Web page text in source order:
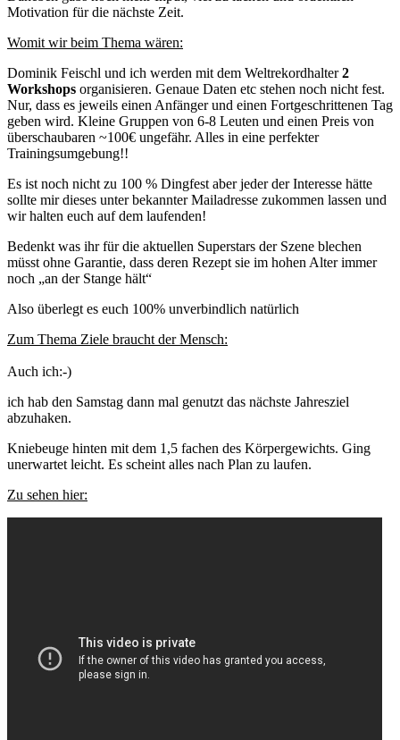
Motivation für die nächste Zeit.
Womit wir beim Thema wären:
Dominik Feischl und ich werden mit dem Weltrekordhalter2
Workshops organisieren. Genaue Daten etc stehen noch nicht fest.
Nur, dass es jeweils einen Anfänger und einen Fortgeschrittenen Tag
geben wird. Kleine Gruppen von 6-8 Leuten und einen Preis von
überschaubaren ~100€ ungefähr. Alles in eine perfekter
Trainingsumgebung!!
Es ist noch nicht zu 100 % Dingfest aber jeder der Interesse hätte
sollte mir dieses unter bekannter Mailadresse zukommen lassen und
wir halten euch auf dem laufenden!
Bedenkt was ihr für die aktuellen Superstars der Szene blechen
müsst ohne Garantie, dass deren Rezept sie im hohen Alter immer
noch „an der Stange hält“
Also überlegt es euch 100% unverbindlich natürlich
Zum Thema Ziele braucht der Mensch:
Auch ich:-)
ich hab den Samstag dann mal genutzt das nächste Jahresziel
abzuhaken.
Kniebeuge hinten mit dem 1,5 fachen des Körpergewichts. Ging
unerwartet leicht. Es scheint alles nach Plan zu laufen.
Zu sehen hier: